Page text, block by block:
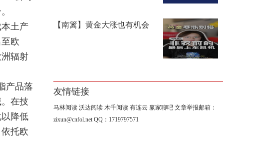
土产
欧
辐射
产品落
在技
降低
托欧
【南篱】黄金大涨也有机会
友情链接
马林阅读 沃达阅读 木千阅读 有连云 赢家聊吧 文章举报邮箱：
zixun@cnfol.net QQ：1719797571